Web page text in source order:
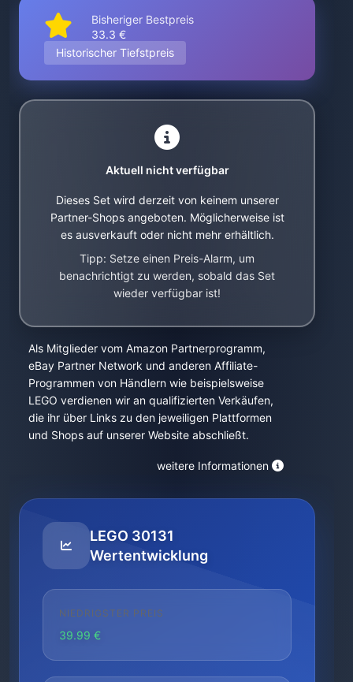
Bisheriger Bestpreis
33.3 €
Historischer Tiefstpreis
Aktuell nicht verfügbar
Dieses Set wird derzeit von keinem unserer
Partner-Shops angeboten. Möglicherweise ist
es ausverkauft oder nicht mehr erhältlich.
Tipp: Setze einen Preis-Alarm, um
benachrichtigt zu werden, sobald das Set
wieder verfügbar ist!
Als Mitglieder vom Amazon Partnerprogramm,
eBay Partner Network und anderen Affiliate-
Programmen von Händlern wie beispielsweise
LEGO verdienen wir an qualifizierten Verkäufen,
die ihr über Links zu den jeweiligen Plattformen
und Shops auf unserer Website abschließt.
weitere Informationen
LEGO 30131
Wertentwicklung
NIEDRIGSTER PREIS
39.99 €